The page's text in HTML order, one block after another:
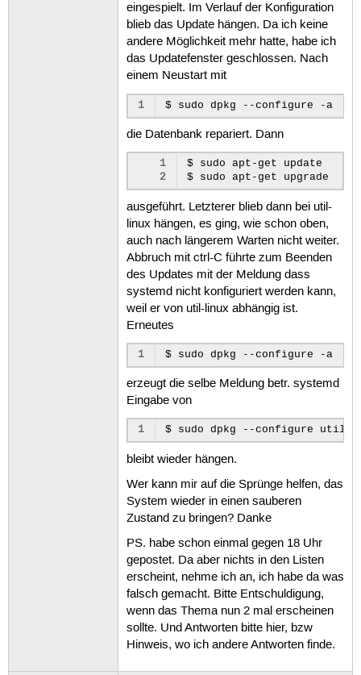
eingespielt. Im Verlauf der Konfiguration
blieb das Update hängen. Da ich keine
andere Möglichkeit mehr hatte, habe ich
das Updatefenster geschlossen. Nach
einem Neustart mit
1
die Datenbank repariert. Dann
1
2
$ sudo apt-get update
ausgeführt. Letzterer blieb dann bei util-
linux hängen, es ging, wie schon oben,
auch nach längerem Warten nicht weiter.
Abbruch mit ctrl-C führte zum Beenden
des Updates mit der Meldung dass
systemd nicht konfiguriert werden kann,
weil er von util-linux abhängig ist.
Erneutes
1
erzeugt die selbe Meldung betr. systemd
Eingabe von
1
bleibt wieder hängen.
Wer kann mir auf die Sprünge helfen, das
System wieder in einen sauberen
Zustand zu bringen? Danke
PS. habe schon einmal gegen 18 Uhr
gepostet. Da aber nichts in den Listen
erscheint, nehme ich an, ich habe da was
falsch gemacht. Bitte Entschuldigung,
wenn das Thema nun 2 mal erscheinen
sollte. Und Antworten bitte hier, bzw
Hinweis, wo ich andere Antworten finde.